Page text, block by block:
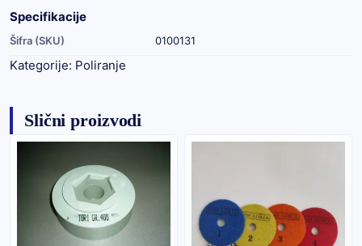
Specifikacije
Šifra (SKU) 0100131
Kategorije: Poliranje
Slični proizvodi